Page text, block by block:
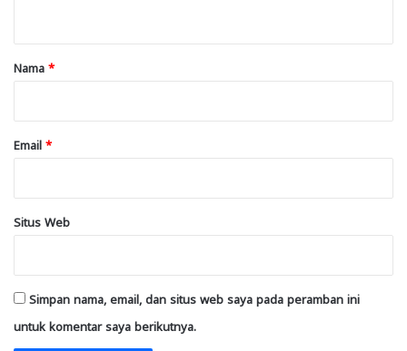
rNama *
Email *
Situs Web
Simpan nama, email, dan situs web saya pada peramban ini
untuk komentar saya berikutnya.